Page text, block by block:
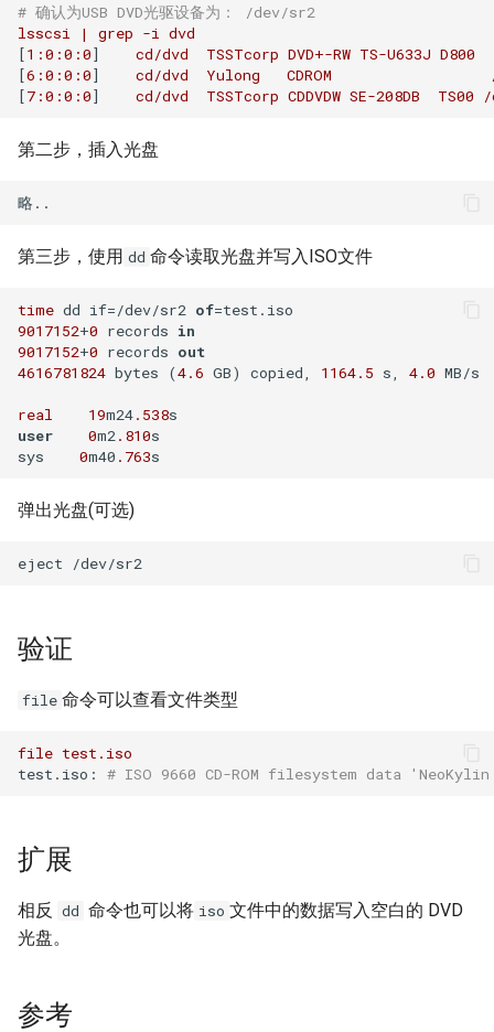
如何添加 php-imap扩展模
块？
如何设置 Tomcat容器JVM内
Docker 镜像体积问题
如何自定义 phpmyadmin 镜
像？
如何设置 supervisor 管理的
子程序只运行一次？
如何解决Docker环境时区问
码？
的Docker镜像？
Docker build镜像 cache的副
作用
到 rsyslog？
架?
Nodejs 使用国内 NPM镜像站
测试 php7
CentOS 7 网卡配置多个IP地
址
CentOS 7 安装 mongodb
使用 Pecl 安装 mongo驱动
CentOS 7 部署 Tomcat9
Linux系统fstab文件
parted 命令
CentOS 7 开机运行脚本
CentOS 7 关闭防火墙与
Kubernetes 实战-网络策略
Kubernetes 实战-SVC服务
器
Kubernetes 好伙伴 Rancher
通过 Ingress 访问K8S内部应
用
使用 Kubeadm 快速部署K8S
如何迁移 Redmine 到
Docker？
部署 Django 项目？
部署 FTP 服务？
如何使用 Docker-Compose
编排 Nodejs 项目？
有的 CaaS 平台？
如何使用 Python 完成 HTML
转 PDF任务？
如何将 Django数据库 从
象的属性？
如何在 Markdown 中使用
如何在 Django 中对上传的图
片重命名？
如何为 Django 应用创建缩略
图？
如何为 Markdown 中的图片设
置 CSS样式？
Markdown富文本编辑器
如何在 Django admin 后台上
同步与异步
TCP 状态统计脚本
awk 调用外部变量
统
XenServer 7.0
宽
XenServer 设置虚拟机开机启
Windows Hyper-V 虚拟机未
知设备VMBUS
XenServer 无存储迁移
CloudStack 方向比努力更重
experienced an error
XenServer 6.5 更新补丁
Hyper-V
NFS存储超时导致XenServer
重启
Nginx if与set指令
Nginx 与 X-Forwarded-For
响
Nginx 拒绝IP访问
Nginx 列出目录中文件
Nginx HA(Keepalived)
Nginx alias指令
Nginx 持续连接超时时间
Nginx Http基本身份认证
Nginx 设置404页面
Nginx 配置防盗链功能
Nginx 添加模块
Nginx location指令
Nginx rewrite指令
Haproxy HA(Keepalived)
Mysql容器设置字符集
Mysql容器设置sql_mode模
binary log
Mysql min与max函数
使用xtrabackup恢复rds备份
数据
SQLSTATE 2002 No such file
or directory
Mysql status状态信息
Mysql truncate 清空表数据
Mysql explain 分析慢查询
UUIDs
名
使用 phpMyAdmin 查询
Mysql
Cisco Command rejected not
allowed on this interface
使用 wireshark 对比 https 与
式
iperf 测试网络带宽
VRRP协议与防火墙
Packets Per Second (PPS)
二进制千比特每秒 - Kibps
iptables
防火墙导致 SNMP 故障示例
Cisco 交换机常用命令
Cisco 局域网络设计示例
tcpdump 抓包工具
Harbor 仓库自动复制镜像
Harbor Send email failed:501
管理和运维
Zabbix 监控 Haproxy
Haproxy 状态统计脚本
Haproxy 配置统计 Socket
Haproxy 使用Socat获得统计
Zabbix 监控Mysql主从状态
Zabbix 配置邮件报警
使用 CentOS 部署 zabbix监控
Zabbix 设置Agent脚本超时时
间
Zabbix 监控磁盘IO
zabbix_get 采集数据空值
使用git完成程序上线流程
Git 分布式版本控制系统
Sysbench IO基准测试
Rsync 删除海量文件测试
hdparm
AS SSD Benchmark
PCIe SSD磁盘
Linux 配置iSCSI服务器
Windows slmgr.vbs 命令
Windows 添加静态路由
Windows NAT路由和远程访问
禁止暴力破解
Windows Server 关闭的数据
执行保护(DEP)
户单会话
Windows diskpart 命令
Chrome 浏览器 Cookies 插件
Docker漏洞获取宿主机 root权
限
Docker 远程执行命令漏洞
XSS跨站攻击示例
ImageMagick 注入漏洞 CVE-
Markdown 基本语法
如何估算网站RPS峰值？
使用iDrac7更新Dell服务器
BIOS
阿里云故障服务不敢恭维
使用CDN为网站加速
HP_DL_160 内存条安装顺序
别
# 确认为USB DVD光驱设备为： /dev/sr2
lsscsi
| grep -i dvd
[1 :0:0:0] cd/dvd TSSTcorp DVD+-RW TS-U633J D800
[6 :0:0:0] cd/dvd Yulong CDROM
[7 :0:0:0] cd/dvd TSSTcorp CDDVDW SE-208DB TS00 /
第二步，插入光盘
第三步，使用 dd 命令读取光盘并写入ISO文件
time dd if=/dev/sr2 of=
9017152+0 records in
9017152+0 records out
4616781824 bytes (4.6 GB) copied, 1164.5 s, 4.0 MB/s
real 19m24.538
user
0m2.810s
sys 0m40 .763
弹出光盘(可选)
验证
file 命令可以查看文件类型
file test.iso
test.iso:
# ISO 9660 CD-ROM filesystem data
扩展
相反 dd 命令也可以将 iso 文件中的数据写入空白的 DVD
光盘。
参考